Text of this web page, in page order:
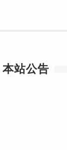
本站公告